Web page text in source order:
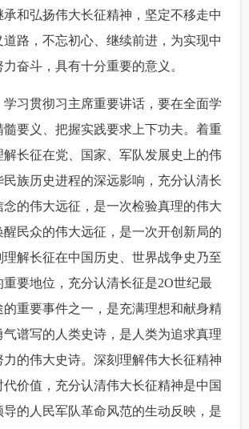
和弘扬伟大长征精神，坚定不移走中
道路，不忘初心、继续前进，为实现中
奋斗，具有十分重要的意义。
贯彻习主席重要讲话，要在全面学
髓要义、把握实践要求上下功夫。着重
解长征在党、国家、军队发展史上的伟
民族历史进程的深远影响，充分认清长
的伟大远征，是一次检验真理的伟大
民众的伟大远征，是一次开创新局的
解长征在中国历史、世界战争史乃至
重要地位，充分认清长征是2O世纪最
的重要事件之一，是充满理想和献身精
谱写的人类史诗，是人类为追求真理
的伟大史诗。深刻理解伟大长征精神
价值，充分认清伟大长征精神是中国
的人民军队革命风范的生动反映，是